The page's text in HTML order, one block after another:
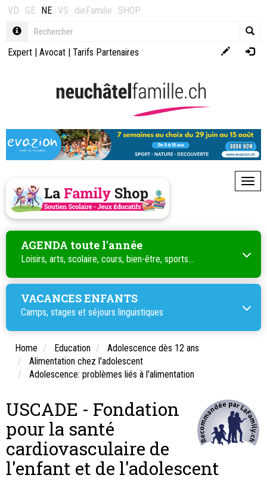
VD GE NE VS dieFamilie SHOP
Expert | Avocat | Tarifs Partenaires
AGENDA toute l'année
Loisirs, arts, scolaire, cours, bien-être, sports...
VACANCES ENFANTS
Camps, stages et séjours linguistiques
Home Education
Adolescence dès 12 ans
Alimentation chez l'adolescent
Adolescence: problèmes liés à l'alimentation
USCADE - Fondation
pour la santé
cardiovasculaire de
l'enfant et de l'adolescent